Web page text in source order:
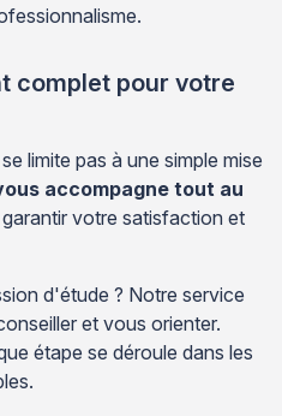
complet pour votre
limite pas à une simple mise
accompagne tout au
votre satisfaction et
d'étude ? Notre service
et vous orienter.
étape se déroule dans les